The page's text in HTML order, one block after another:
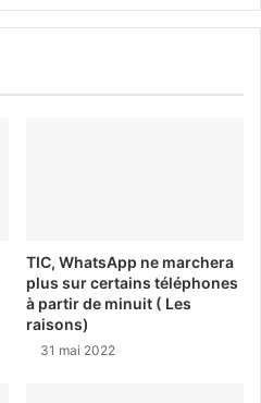
TIC, WhatsApp ne marchera
plus sur certains téléphones
à partir de minuit ( Les
raisons)
31 mai 2022